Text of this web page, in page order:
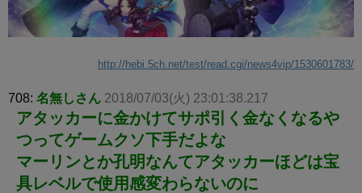
http://hebi.5ch.net/test/read.cgi/news4vip/1530601783/
708: 名無しさん 2018/07/03(火) 23:01:38.217
アタッカーに金かけてサポ引く金なくなるや
つってゲームクソ下手だよな
マーリンとか孔明なんてアタッカーほどは宝
具レベルで使用感変わらないのに